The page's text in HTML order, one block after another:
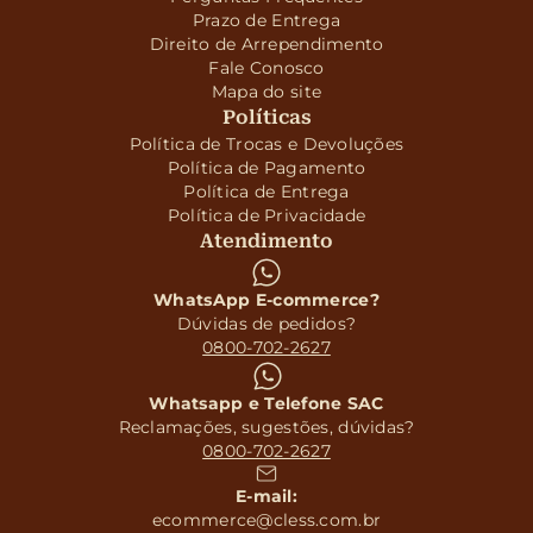
Prazo de Entrega
Direito de Arrependimento
Fale Conosco
Mapa do site
Políticas
Política de Trocas e Devoluções
Política de Pagamento
Política de Entrega
Política de Privacidade
Atendimento
WhatsApp E-commerce?
Dúvidas de pedidos?
0800-702-2627
Whatsapp e Telefone SAC
Reclamações, sugestões, dúvidas?
0800-702-2627
E-mail:
ecommerce@cless.com.br